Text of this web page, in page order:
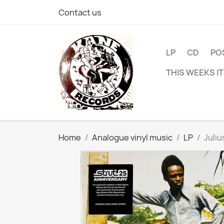
Contact us
LP CD
THIS WEEKS
Home Analogue vinyl music LP